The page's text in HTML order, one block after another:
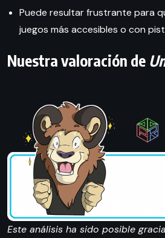
Puede resultar frustrante para
juegos más accesibles o con
Nuestra valoración de
Este análisis ha sido posible